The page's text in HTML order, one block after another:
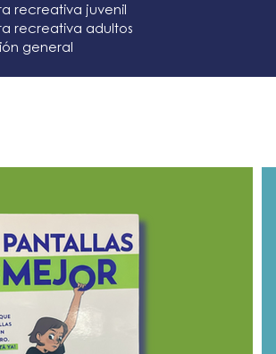
recreativa juvenil​
recreativa adultos
general